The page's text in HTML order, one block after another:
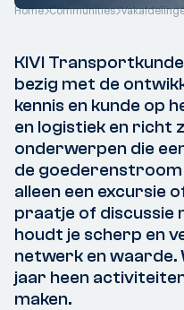
Home Communities
KIVI
bezig met de
kennis en kunde op
en logistiek en richt
onderwerpen die
de goederenstroom
alleen een excursie
praatje of discussie
houdt je scherp en
netwerk en
jaar heen
maken.